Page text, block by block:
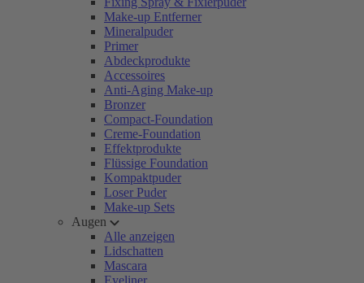
Make-up Entferner
Mineralpuder
Primer
Abdeckprodukte
Accessoires
Anti-Aging Make-up
Bronzer
Compact-Foundation
Creme-Foundation
Effektprodukte
Flüssige Foundation
Kompaktpuder
Loser Puder
Make-up Sets
Augen
Alle anzeigen
Lidschatten
Mascara
Eyeliner